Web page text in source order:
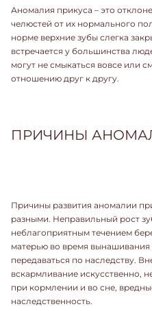
Аномалия прикуса – это
челюстей от их нормального
норме верхние зубы слегка
встречается у большинства
могут не смыкаться вовсе или
отношению друг к другу.
ПРИЧИНЫ
Причины развития аномалии
разными. Неправильный рост
неблагоприятным течением
матерью во время
передаваться по наследству.
вскармливание искусственно,
при кормлении и во сне,
наследственность.